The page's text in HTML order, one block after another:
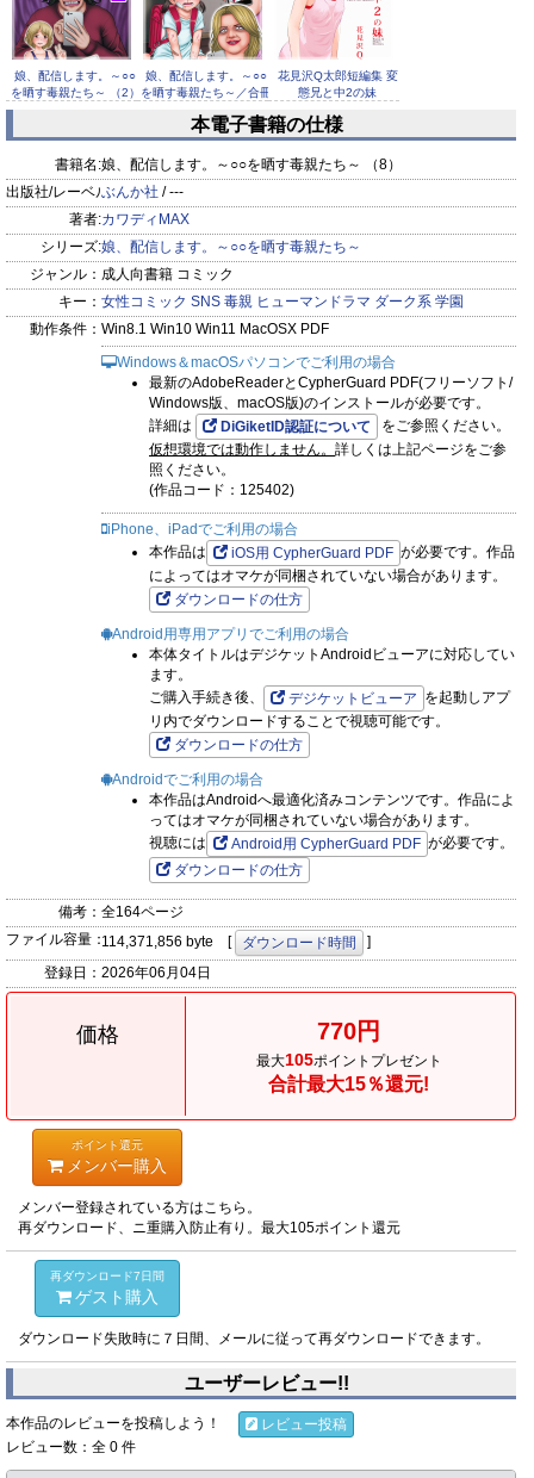
娘、配信します。～○○
を晒す毒親たち～ （2）
娘、配信します。～○○
を晒す毒親たち～／合冊
花見沢Q太郎短編集 変
態兄と中2の妹
50%OFFでもくらちゃ
ん book1
娘、配信します。～○○
を晒す毒親たち～ （7）
娘、配信します。～○○
を晒す毒親たち～ （6）
本電子書籍の仕様
書籍名:娘、配信します。～○○を晒す毒親たち～ （8）
出版社/レーベル:ぶんか社 / ---
著者:カワディMAX
シリーズ:娘、配信します。～○○を晒す毒親たち～
ジャンル： 成人向書籍 コミック
キー： 女性コミック SNS 毒親 ヒューマンドラマ ダーク系 学園
動作条件： Win8.1 Win10 Win11 MacOSX PDF
Windows＆macOSパソコンでご利用の場合
最新のAdobeReaderとCypherGuard PDF(フリーソフト/
Windows版、macOS版)のインストールが必要です。
詳細は
DiGiketID認証について
をご参照ください。
仮想環境では動作しません。 詳しくは上記ページをご参
照ください。
(作品コード：125402)
iPhone、iPadでご利用の場合
本作品は
iOS用 CypherGuard PDF が必要です。作品
によってはオマケが同梱されていない場合があります。
ダウンロードの仕方
Android用専用アプリでご利用の場合
本体タイトルはデジケットAndroidビューアに対応してい
ます。
ご購入手続き後、
デジケットビューア を起動しアプ
リ内でダウンロードすることで視聴可能です。
ダウンロードの仕方
Androidでご利用の場合
本作品はAndroidへ最適化済みコンテンツです。作品によ
ってはオマケが同梱されていない場合があります。
視聴には
Android用 CypherGuard PDF が必要です。
ダウンロードの仕方
備考： 全164ページ
ファイル容量：114,371,856 byte [ ダウンロード時間
]
登録日： 2026年06月04日
価格 770円
最大105ポイントプレゼント
合計最大15％還元!
ポイント還元
メンバー購入
メンバー登録されている方はこちら。
再ダウンロード、ニ重購入防止有り。最大105ポイント還元
再ダウンロード7日間
ゲスト購入
ダウンロード失敗時に７日間、メールに従って再ダウンロードできます。
ユーザーレビュー!!
本作品のレビューを投稿しよう！
レビュー投稿
レビュー数：全 0 件